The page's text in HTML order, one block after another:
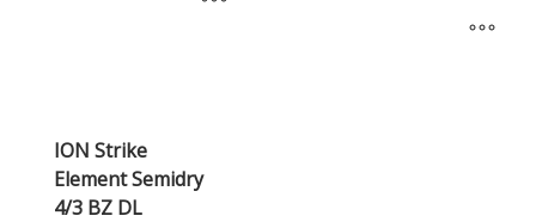
ION Strike
Element Semidry
4/3 BZ DL